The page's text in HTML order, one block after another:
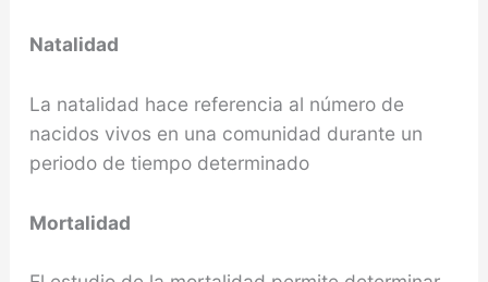
Natalidad
La natalidad hace referencia al número de
nacidos vivos en una comunidad durante un
periodo de tiempo determinado
Mortalidad